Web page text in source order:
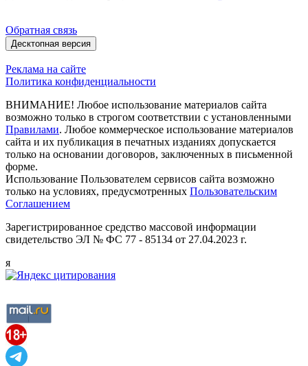
Обратная связь
Десктопная версия
Реклама на сайте
Политика конфиденциальности
ВНИМАНИЕ! Любое использование материалов сайта
возможно только в строгом соответствии с установленными
Правилами. Любое коммерческое использование материалов
сайта и их публикация в печатных изданиях допускается
только на основании договоров, заключенных в письменной
форме.
Использование Пользователем сервисов сайта возможно
только на условиях, предусмотренных Пользовательским
Соглашением
Зарегистрированное средство массовой информации
свидетельство ЭЛ № ФС 77 - 85134 от 27.04.2023 г.
я